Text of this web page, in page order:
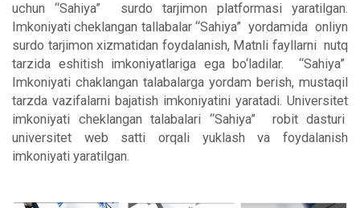
uchun “Sahiya” surdo tarjimon platformasi yaratilgan.
Imkoniyati cheklangan tallabalar “Sahiya” yordamida onliyn
surdo tarjimon xizmatidan foydalanish, Matnli fayllarni nutq
tarzida eshitish imkoniyatlariga ega bo‘ladilar. “Sahiya”
Imkoniyati chaklangan talabalarga yordam berish, mustaqil
tarzda vazifalarni bajatish imkoniyatini yaratadi. Universitet
imkoniyati cheklangan talabalari “Sahiya” robit dasturi
universitet web satti orqali yuklash va foydalanish
imkoniyati yaratilgan.